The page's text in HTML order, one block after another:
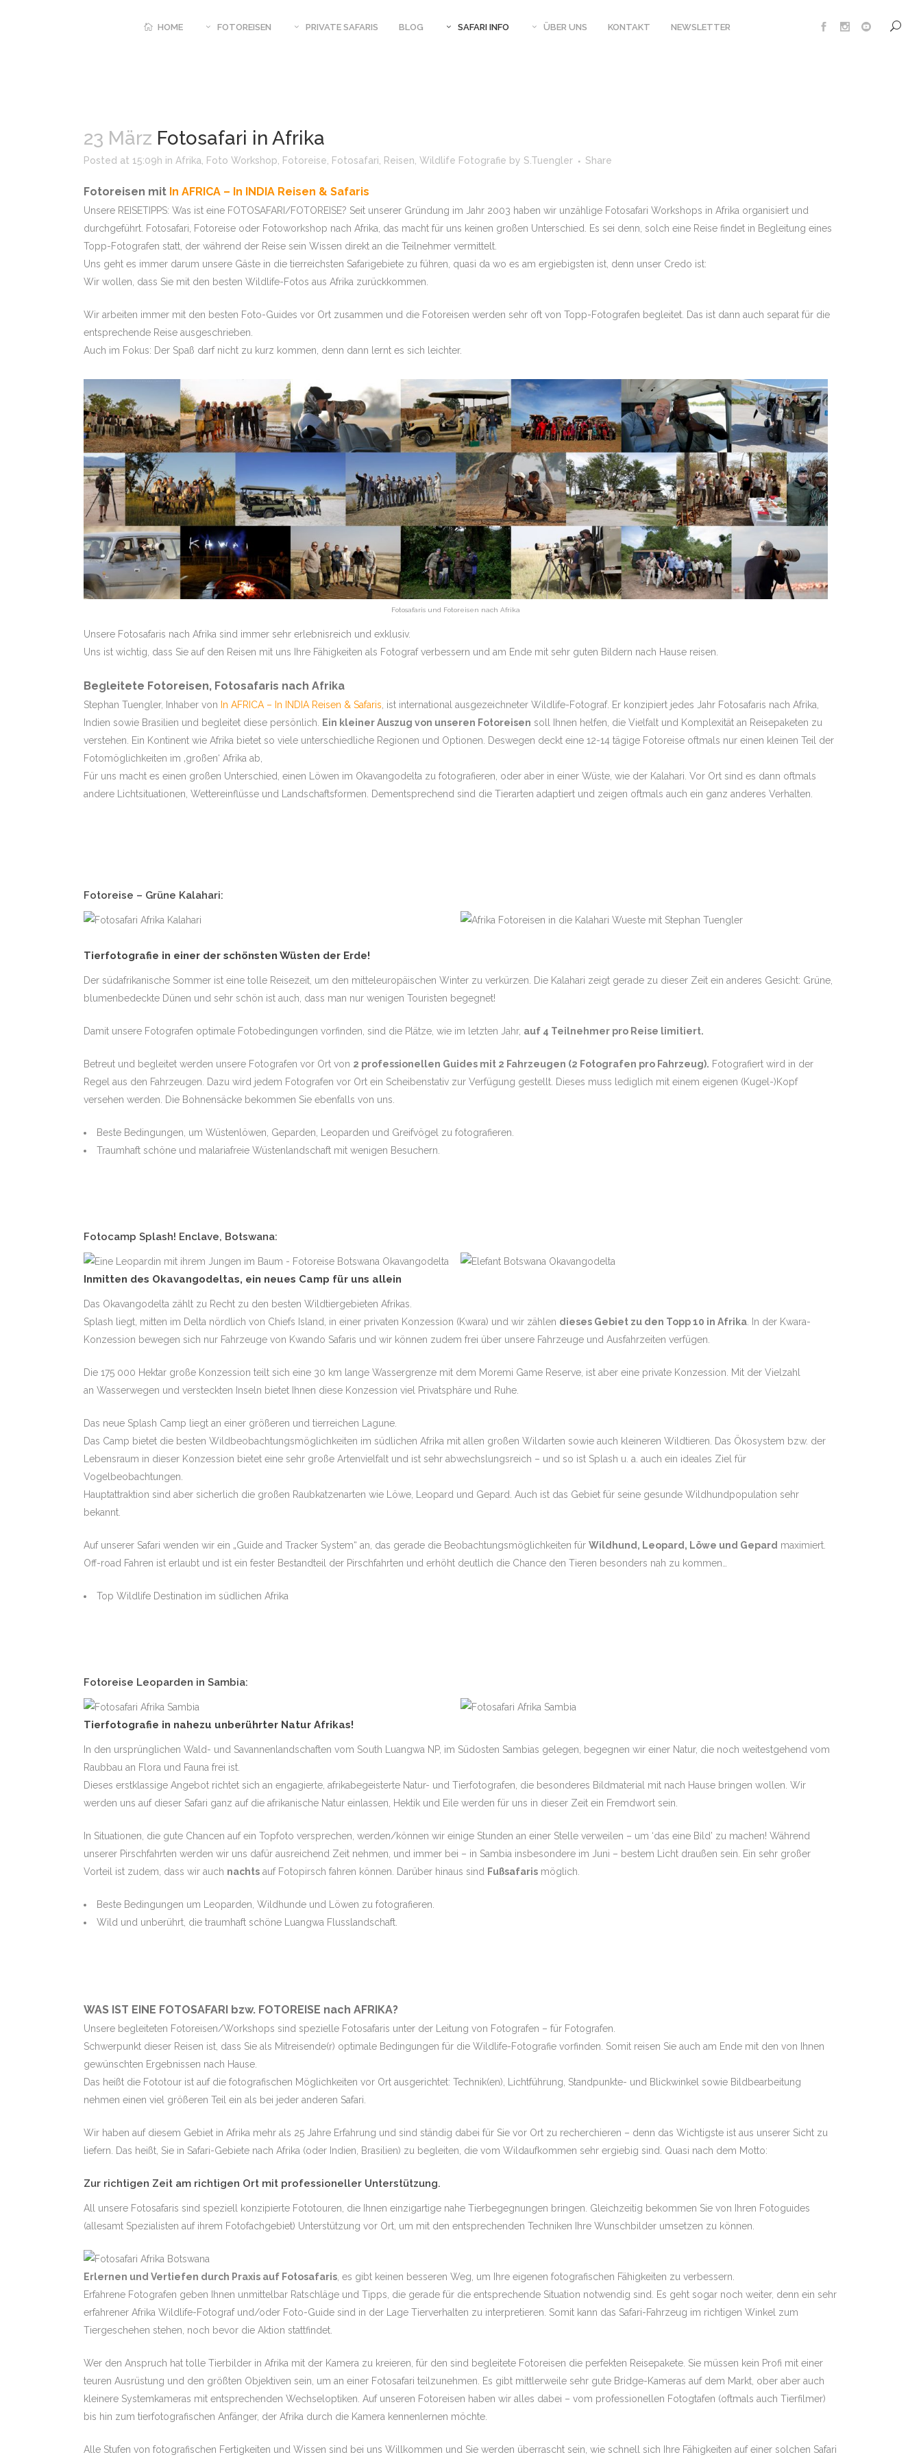
HOME FOTOREISEN
PRIMATEN
MÄRZ BIS JUNI INDIEN – 3 WOCHEN
TIGER INTENSIV PLUS TAJ
JUNI – OKTOBER SIMBABWE –
FOTOEXPEDITION MAGISCHES MANA
POOLS
10.08. – 21.08.2026 BRASILIEN –
20.08. – 31.08.2026 SAMBIA – SOUTH
08.11. – 19.11.2026 KENIA – MASAI
MARA MIT STEPHAN TUENGLER
30.04. – 14.05.2027 SUEDAFRIKA –
KALAHARI WÜSTE MIT STEPHAN
TUENGLER
CHOBE UND OKAVANGODELTA, PRIV.
ZELTCAMPS – TOUR 1 –
31.07. – 12.08.2027 BOTSWANA –
CHOBE UND OKAVANGODELTA, PRIV.
ZELTCAMPS -TOUR 2-
07.09. – 16.09.2027 SIMBABWE –
MANA POOLS LODGESAFARI MIT
STEPHAN TUENGLER
LEOPARDEN
KENIA – MASAI MARA GROSSKATZEN
BOTSWANA – DUBA & SELINDA
KONZESSION
SÜDAFRIKA – KALAHARI WÜSTE
BOTSWANA – CHOBE &
TIGER INTENSIV PLUS TAJ MAHAL
FOTOREISE PANTANAL HIGHLIGHTS
PRIVATE SAFARIS
SAMBIA – LUANGWA RIVER JOURNEYS
BLOG SAFARI INFO
BOTSWANA TIERSICHTUNGEN 2020
BOTSWANA TIERSICHTUNGEN 2018
BOTSWANA TIERSICHTUNGEN 2017
ÜBER UNS KONTAKT NEWSLETTER
23 März Fotosafari in Afrika
Posted at 15:09h in Afrika Foto Workshop Fotoreise Fotosafari Reisen Wildlife Fotografie by S.Tuengler Share
Fotoreisen mit In AFRICA – In INDIA Reisen & Safaris
Unsere REISETIPPS: Was ist eine FOTOSAFARI/FOTOREISE? Seit unserer Gründung im Jahr 2003 haben wir unzählige Fotosafari Workshops in Afrika organisiert und
durchgeführt. Fotosafari, Fotoreise oder Fotoworkshop nach Afrika, das macht für uns keinen großen Unterschied. Es sei denn, solch eine Reise findet in Begleitung eines
Topp-Fotografen statt, der während der Reise sein Wissen direkt an die Teilnehmer vermittelt.
Uns geht es immer darum unsere Gäste in die tierreichsten Safarigebiete zu führen, quasi da wo es am ergiebigsten ist, denn unser Credo ist:
Wir wollen, dass Sie mit den besten Wildlife-Fotos aus Afrika zurückkommen.
Wir arbeiten immer mit den besten Foto-Guides vor Ort zusammen und die Fotoreisen werden sehr oft von Topp-Fotografen begleitet. Das ist dann auch separat für die
entsprechende Reise ausgeschrieben.
Auch im Fokus: Der Spaß darf nicht zu kurz kommen, denn dann lernt es sich leichter.
Fotosafaris und Fotoreisen nach Afrika
Unsere Fotosafaris nach Afrika sind immer sehr erlebnisreich und exklusiv.
Uns ist wichtig, dass Sie auf den Reisen mit uns Ihre Fähigkeiten als Fotograf verbessern und am Ende mit sehr guten Bildern nach Hause reisen.
Begleitete Fotoreisen, Fotosafaris nach Afrika
Stephan Tuengler, Inhaber von In AFRICA – In INDIA Reisen & Safaris , ist international ausgezeichneter Wildlife-Fotograf. Er konzipiert jedes Jahr Fotosafaris nach Afrika,
Indien sowie Brasilien und begleitet diese persönlich.
Ein kleiner Auszug von unseren Fotoreisen soll Ihnen helfen, die Vielfalt und Komplexität an Reisepaketen zu
verstehen. Ein Kontinent wie Afrika bietet so viele unterschiedliche Regionen und Optionen. Deswegen deckt eine 12-14 tägige Fotoreise oftmals nur einen kleinen Teil der
Fotomöglichkeiten im ‚großen‘ Afrika ab,
Für uns macht es einen großen Unterschied, einen Löwen im Okavangodelta zu fotografieren, oder aber in einer Wüste, wie der Kalahari. Vor Ort sind es dann oftmals
andere Lichtsituationen, Wettereinflüsse und Landschaftsformen. Dementsprechend sind die Tierarten adaptiert und zeigen oftmals auch ein ganz anderes Verhalten.
Fotoreise – Grüne Kalahari:
Tierfotografie in einer der schönsten Wüsten der Erde!
Der südafrikanische Sommer ist eine tolle Reisezeit, um den mitteleuropäischen Winter zu verkürzen. Die Kalahari zeigt gerade zu dieser Zeit ein anderes Gesicht: Grüne,
blumenbedeckte Dünen und sehr schön ist auch, dass man nur wenigen Touristen begegnet!
Damit unsere Fotografen optimale Fotobedingungen vorfinden, sind die Plätze, wie im letzten Jahr, auf 4 Teilnehmer pro Reise limitiert.
Betreut und begleitet werden unsere Fotografen vor Ort von 2 professionellen Guides mit 2 Fahrzeugen (2 Fotografen pro Fahrzeug). Fotografiert wird in der
Regel aus den Fahrzeugen. Dazu wird jedem Fotografen vor Ort ein Scheibenstativ zur Verfügung gestellt. Dieses muss lediglich mit einem eigenen (Kugel-)Kopf
versehen werden. Die Bohnensäcke bekommen Sie ebenfalls von uns.
Beste Bedingungen, um Wüstenlöwen, Geparden, Leoparden und Greifvögel zu fotografieren.
Traumhaft schöne und malariafreie Wüstenlandschaft mit wenigen Besuchern.
Fotocamp Splash! Enclave, Botswana:
Inmitten des Okavangodeltas, ein neues Camp für uns allein
Das Okavangodelta zählt zu Recht zu den besten Wildtiergebieten Afrikas.
Splash liegt, mitten im Delta nördlich von Chiefs Island, in einer privaten Konzession (Kwara) und wir zählen dieses Gebiet zu den Topp 10 in Afrika . In der Kwara-
Konzession bewegen sich nur Fahrzeuge von Kwando Safaris und wir können zudem frei über unsere Fahrzeuge und Ausfahrzeiten verfügen.
Die 175 000 Hektar große Konzession teilt sich eine 30 km lange Wassergrenze mit dem Moremi Game Reserve, ist aber eine private Konzession. Mit der Vielzahl
an Wasserwegen und versteckten Inseln bietet Ihnen diese Konzession viel Privatsphäre und Ruhe.
Das neue Splash Camp liegt an einer größeren und tierreichen Lagune.
Das Camp bietet die besten Wildbeobachtungsmöglichkeiten im südlichen Afrika mit allen großen Wildarten sowie auch kleineren Wildtieren. Das Ökosystem bzw. der
Lebensraum in dieser Konzession bietet eine sehr große Artenvielfalt und ist sehr abwechslungsreich – und so ist Splash u. a. auch ein ideales Ziel für
Vogelbeobachtungen.
Hauptattraktion sind aber sicherlich die großen Raubkatzenarten wie Löwe, Leopard und Gepard. Auch ist das Gebiet für seine gesunde Wildhundpopulation sehr
bekannt.
Auf unserer Safari wenden wir ein „Guide and Tracker System“ an, das gerade die Beobachtungsmöglichkeiten für Wildhund, Leopard, Löwe und Gepard maximiert.
Off-road Fahren ist erlaubt und ist ein fester Bestandteil der Pirschfahrten und erhöht deutlich die Chance den Tieren besonders nah zu kommen…
Top Wildlife Destination im südlichen Afrika
Fotoreise Leoparden in Sambia:
Tierfotografie in nahezu unberührter Natur Afrikas!
In den ursprünglichen Wald- und Savannenlandschaften vom South Luangwa NP, im Südosten Sambias gelegen, begegnen wir einer Natur, die noch weitestgehend vom
Raubbau an Flora und Fauna frei ist.
Dieses erstklassige Angebot richtet sich an engagierte, afrikabegeisterte Natur- und Tierfotografen, die besonderes Bildmaterial mit nach Hause bringen wollen. Wir
werden uns auf dieser Safari ganz auf die afrikanische Natur einlassen, Hektik und Eile werden für uns in dieser Zeit ein Fremdwort sein.
In Situationen, die gute Chancen auf ein Topfoto versprechen, werden/können wir einige Stunden an einer Stelle verweilen – um ‘das eine Bild’ zu machen! Während
unserer Pirschfahrten werden wir uns dafür ausreichend Zeit nehmen, und immer bei – in Sambia insbesondere im Juni – bestem Licht draußen sein. Ein sehr großer
Vorteil ist zudem, dass wir auch nachts auf Fotopirsch fahren können. Darüber hinaus sind Fußsafaris möglich.
Beste Bedingungen um Leoparden, Wildhunde und Löwen zu fotografieren.
Wild und unberührt, die traumhaft schöne Luangwa Flusslandschaft.
WAS IST EINE FOTOSAFARI bzw. FOTOREISE nach AFRIKA?
Unsere begleiteten Fotoreisen/Workshops sind spezielle Fotosafaris unter der Leitung von Fotografen – für Fotografen.
Schwerpunkt dieser Reisen ist, dass Sie als Mitreisende(r) optimale Bedingungen für die Wildlife-Fotografie vorfinden. Somit reisen Sie auch am Ende mit den von Ihnen
gewünschten Ergebnissen nach Hause.
Das heißt die Fototour ist auf die fotografischen Möglichkeiten vor Ort ausgerichtet: Technik(en), Lichtführung, Standpunkte- und Blickwinkel sowie Bildbearbeitung
nehmen einen viel größeren Teil ein als bei jeder anderen Safari.
Wir haben auf diesem Gebiet in Afrika mehr als 25 Jahre Erfahrung und sind ständig dabei für Sie vor Ort zu recherchieren – denn das Wichtigste ist aus unserer Sicht zu
liefern. Das heißt, Sie in Safari-Gebiete nach Afrika (oder Indien, Brasilien) zu begleiten, die vom Wildaufkommen sehr ergiebig sind. Quasi nach dem Motto:
Zur richtigen Zeit am richtigen Ort mit professioneller Unterstützung.
All unsere Fotosafaris sind speziell konzipierte Fototouren, die Ihnen einzigartige nahe Tierbegegnungen bringen. Gleichzeitig bekommen Sie von Ihren Fotoguides
(allesamt Spezialisten auf ihrem Fotofachgebiet) Unterstützung vor Ort, um mit den entsprechenden Techniken Ihre Wunschbilder umsetzen zu können.
Erlernen und Vertiefen durch Praxis auf Fotosafaris , es gibt keinen besseren Weg, um Ihre eigenen fotografischen Fähigkeiten zu verbessern.
Erfahrene Fotografen geben Ihnen unmittelbar Ratschläge und Tipps, die gerade für die entsprechende Situation notwendig sind. Es geht sogar noch weiter, denn ein sehr
erfahrener Afrika Wildlife-Fotograf und/oder Foto-Guide sind in der Lage Tierverhalten zu interpretieren. Somit kann das Safari-Fahrzeug im richtigen Winkel zum
Tiergeschehen stehen, noch bevor die Aktion stattfindet.
Wer den Anspruch hat tolle Tierbilder in Afrika mit der Kamera zu kreieren, für den sind begleitete Fotoreisen die perfekten Reisepakete. Sie müssen kein Profi mit einer
teuren Ausrüstung und den größten Objektiven sein, um an einer Fotosafari teilzunehmen. Es gibt mittlerweile sehr gute Bridge-Kameras auf dem Markt, ober aber auch
kleinere Systemkameras mit entsprechenden Wechseloptiken. Auf unseren Fotoreisen haben wir alles dabei – vom professionellen Fotogtafen (oftmals auch Tierfilmer)
bis hin zum tierfotografischen Anfänger, der Afrika durch die Kamera kennenlernen möchte.
Alle Stufen von fotografischen Fertigkeiten und Wissen sind bei uns Willkommen und Sie werden überrascht sein, wie schnell sich Ihre Fähigkeiten auf einer solchen Safari